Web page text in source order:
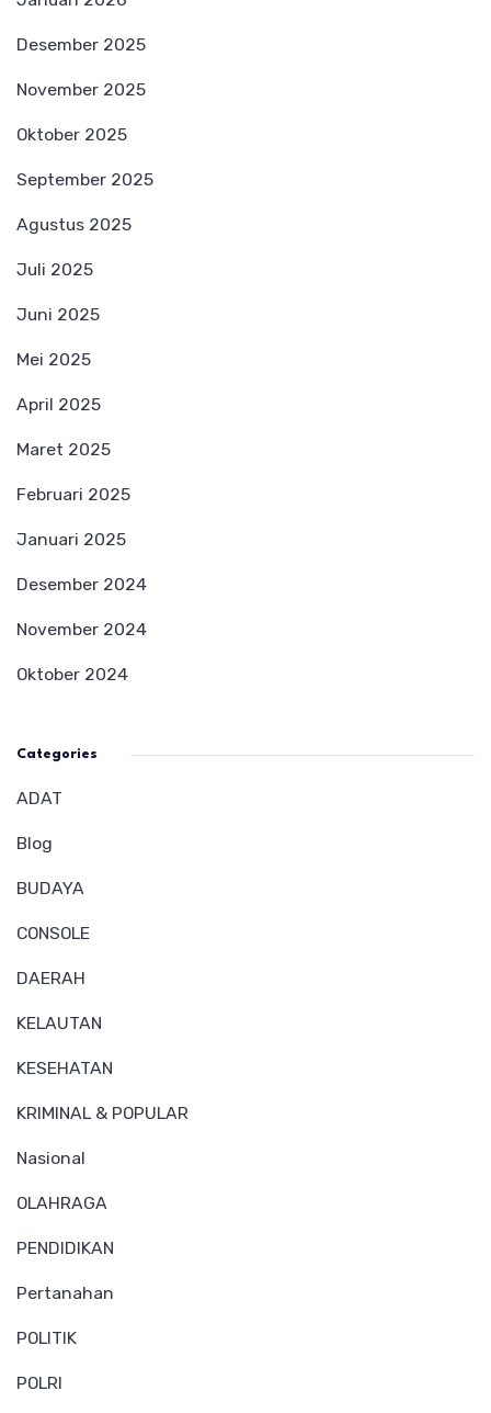
Desember 2025
November 2025
Oktober 2025
September 2025
Agustus 2025
Juli 2025
Juni 2025
Mei 2025
April 2025
Maret 2025
Februari 2025
Januari 2025
Desember 2024
November 2024
Oktober 2024
Categories
ADAT
Blog
BUDAYA
CONSOLE
DAERAH
KELAUTAN
KESEHATAN
KRIMINAL & POPULAR
Nasional
OLAHRAGA
PENDIDIKAN
Pertanahan
POLITIK
POLRI